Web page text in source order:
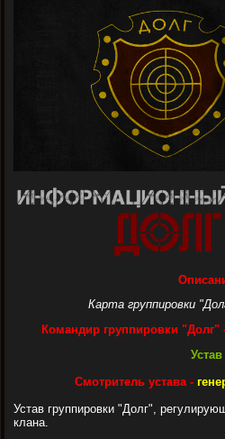
Карта группировки
Командир группировки "Долг"
Устав
Смотритель устава -
Устав группировки "Долг",
клана.